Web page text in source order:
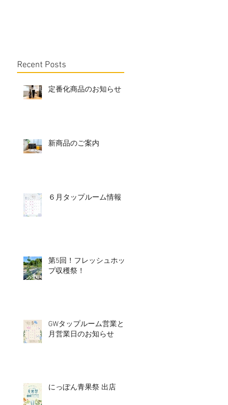
Recent Posts
定番化商品のお知らせ
新商品のご案内
６月タップルーム情報
第5回！フレッシュホッ
プ収穫祭！
GWタップルーム営業と5
月営業日のお知らせ
にっぽん青果祭 出店